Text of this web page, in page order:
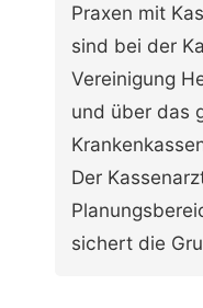
Praxen mit
sind bei der
Vereinigung
und über das
Der
sichert die